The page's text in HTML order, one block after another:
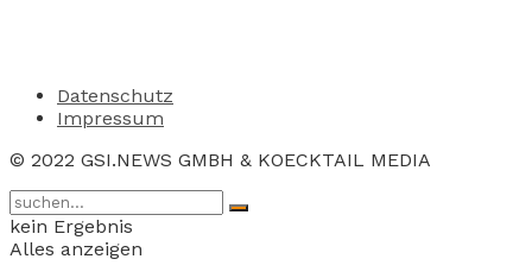
Datenschutz
Impressum
© 2022 GSI.NEWS GMBH & KOECKTAIL MEDIA
kein Ergebnis
Alles anzeigen